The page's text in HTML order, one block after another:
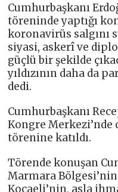
Cumhurbaşkanı
töreninde yaptığı
koronavirüs salgını
siyasi, askerî ve
güçlü bir şekilde
yıldızının daha da
dedi.
Cumhurbaşkanı
Kongre Merkezi’nde
törenine katıldı.
Törende konuşan
Marmara
Kocaeli’nin, asla